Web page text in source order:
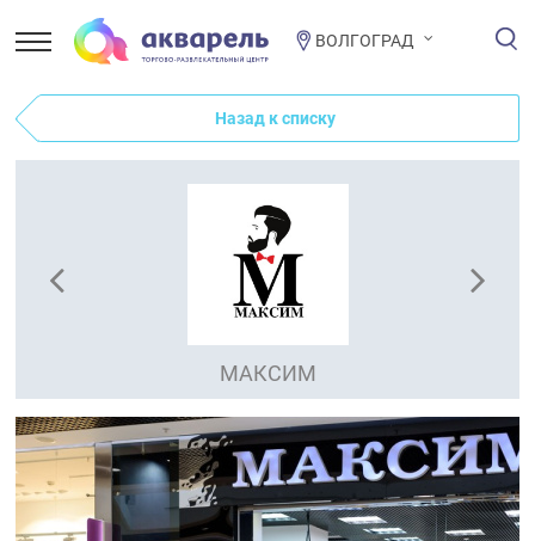
ВОЛГОГРАД
Назад к списку
МАКСИМ